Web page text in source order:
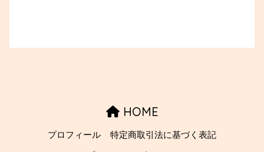
HOME
プロフィール 特定商取引法に基づく表記